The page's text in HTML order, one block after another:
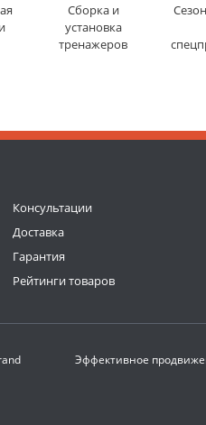
Сборка и
установка
тренажеров
Консультации
Доставка
Гарантия
Рейтинги товаров
Эффективное